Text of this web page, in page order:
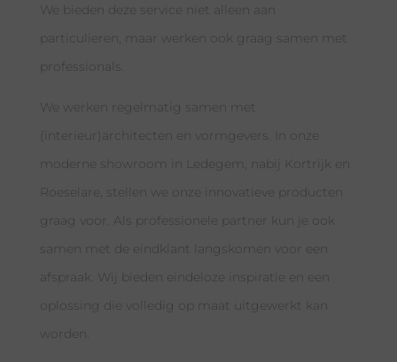
We bieden deze service niet alleen aan
particulieren, maar werken ook graag samen met
professionals.
We werken regelmatig samen met
(interieur)architecten en vormgevers. In onze
moderne showroom in Ledegem, nabij Kortrijk en
Roeselare, stellen we onze innovatieve producten
graag voor. Als professionele partner kun je ook
samen met de eindklant langskomen voor een
afspraak. Wij bieden eindeloze inspiratie en een
oplossing die volledig op maat uitgewerkt kan
worden.